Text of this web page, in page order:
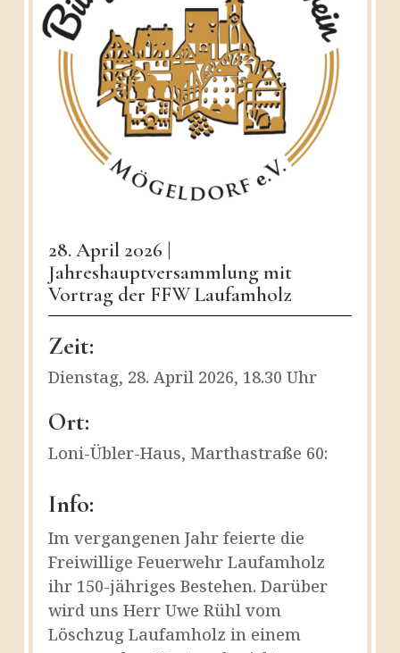
28. April 2026 |
Jahreshauptversammlung mit
Vortrag der FFW Laufamholz
Zeit:
Dienstag, 28. April 2026, 18.30 Uhr
Ort:
Loni-Übler-Haus, Marthastraße 60:
Info:
Im vergangenen Jahr feierte die
Freiwillige Feuerwehr Laufamholz
ihr 150-jähriges Bestehen. Darüber
wird uns Herr Uwe Rühl vom
Löschzug Laufamholz in einem